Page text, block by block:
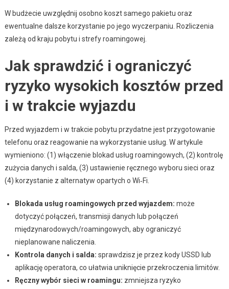
W budżecie uwzględnij osobno koszt samego pakietu oraz
ewentualne dalsze korzystanie po jego wyczerpaniu. Rozliczenia
zależą od kraju pobytu i strefy roamingowej.
Jak sprawdzić i ograniczyć
ryzyko wysokich kosztów przed
i w trakcie wyjazdu
Przed wyjazdem i w trakcie pobytu przydatne jest przygotowanie
telefonu oraz reagowanie na wykorzystanie usług. W artykule
wymieniono: (1) włączenie blokad usług roamingowych, (2) kontrolę
zużycia danych i salda, (3) ustawienie ręcznego wyboru sieci oraz
(4) korzystanie z alternatyw opartych o Wi‑Fi.
Blokada usług roamingowych przed wyjazdem: może
dotyczyć połączeń, transmisji danych lub połączeń
międzynarodowych/roamingowych, aby ograniczyć
nieplanowane naliczenia.
Kontrola danych i salda: sprawdzisz je przez kody USSD lub
aplikację operatora, co ułatwia uniknięcie przekroczenia limitów.
Ręczny wybór sieci w roamingu: zmniejsza ryzyko